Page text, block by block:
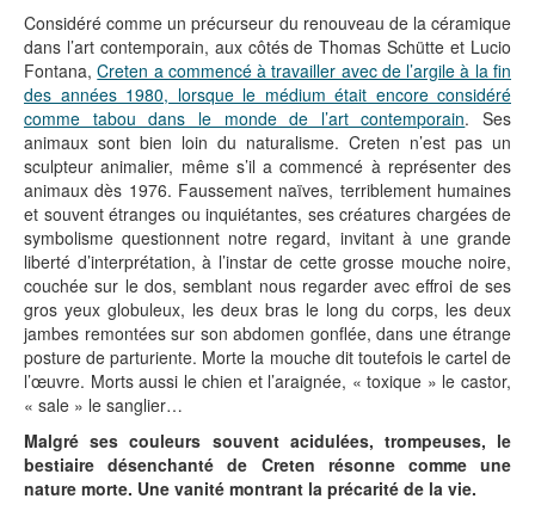
Considéré comme un précurseur du renouveau de la céramique
dans l’art contemporain, aux côtés de Thomas Schütte et Lucio
Fontana,Creten a commencé à travailler avec de l’argile à la fin
des années 1980, lorsque le médium était encore considéré
comme tabou dans le monde de l’art contemporain. Ses
animaux sont bien loin du naturalisme. Creten n’est pas un
sculpteur animalier, même s’il a commencé à représenter des
animaux dès 1976. Faussement naïves, terriblement humaines
et souvent étranges ou inquiétantes, ses créatures chargées de
symbolisme questionnent notre regard, invitant à une grande
liberté d’interprétation, à l’instar de cette grosse mouche noire,
couchée sur le dos, semblant nous regarder avec effroi de ses
gros yeux globuleux, les deux bras le long du corps, les deux
jambes remontées sur son abdomen gonflée, dans une étrange
posture de parturiente. Morte la mouche dit toutefois le cartel de
l’œuvre. Morts aussi le chien et l’araignée, « toxique » le castor,
« sale » le sanglier…
Malgré ses couleurs souvent acidulées, trompeuses, le
bestiaire désenchanté de Creten résonne comme une
nature morte. Une vanité montrant la précarité de la vie.